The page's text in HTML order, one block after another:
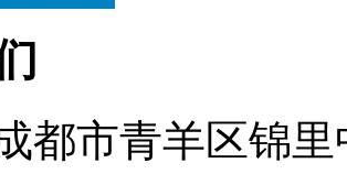
都市青羊区锦